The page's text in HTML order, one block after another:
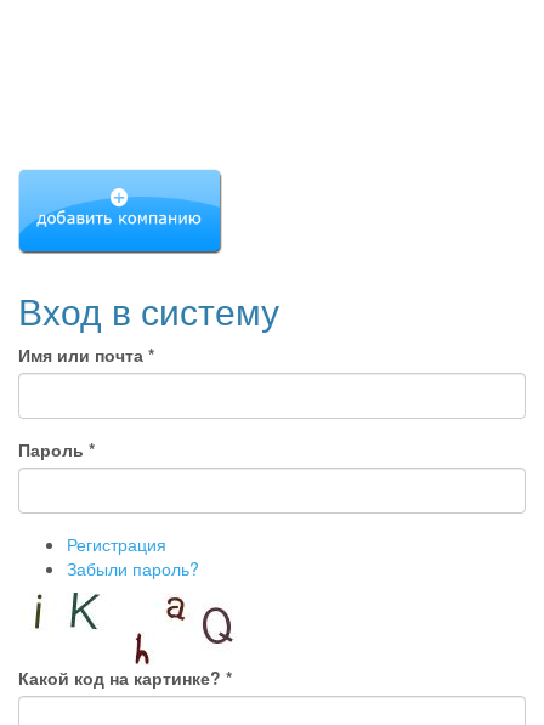
Вход в систему
Имя или почта *
Пароль *
Регистрация
Забыли пароль?
Какой код на картинке? *